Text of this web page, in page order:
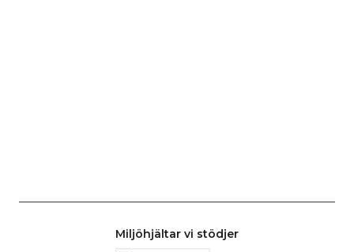
Miljöhjältar vi stödjer